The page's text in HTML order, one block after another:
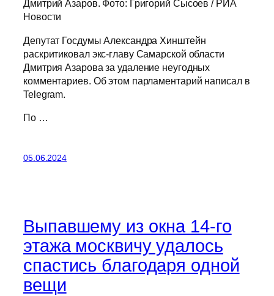
Дмитрий Азаров. Фото: Григорий Сысоев / РИА
Новости
Депутат Госдумы Александра Хинштейн
раскритиковал экс-главу Самарской области
Дмитрия Азарова за удаление неугодных
комментариев. Об этом парламентарий написал в
Telegram.
По …
05.06.2024
Выпавшему из окна 14-го
этажа москвичу удалось
спастись благодаря одной
вещи